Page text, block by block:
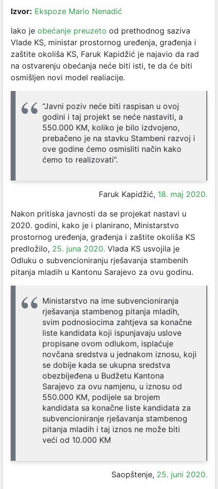
Izvor: Ekspoze Mario Nenadić
Iako je obećanje preuzeto od prethodnog saziva
Vlade KS, ministar prostornog uređenja, građenja i
zaštite okoliša KS, Faruk Kapidžić je najavio da rad
na ostvarenju obećanja neće biti isti, te da će biti
osmišljen novi model realiacije.
“Javni poziv neće biti raspisan u ovoj
godini i taj projekt se neće nastaviti, a
550.000 KM, koliko je bilo izdvojeno,
prebačeno je na stavku Stambeni razvoj i
ove godine ćemo osmisliti način kako
ćemo to realizovati”.
Faruk Kapidžić, 18. maj 2020.
Nakon pritiska javnosti da se projekat nastavi u
2020. godini, kako je i planirano, Ministarstvo
prostornog uređenja, građenja i zaštite okoliša KS
predložilo, 25. juna 2020. Vlada KS usvojila je
Odluku o subvencioniranju rješavanja stambenih
pitanja mladih u Kantonu Sarajevo za ovu godinu.
Ministarstvo na ime subvencioniranja
rješavanja stambenog pitanja mladih,
svim podnosiocima zahtjeva sa konačne
liste kandidata koji ispunjavaju uslove
propisane ovom odlukom, isplaćuje
novčana sredstva u jednakom iznosu, koji
se dobije kada se ukupna sredstva
obezbijeđena u Budžetu Kantona
Sarajevo za ovu namjenu, u iznosu od
550.000 KM, podijele sa brojem
kandidata sa konačne liste kandidata za
subvencioniranje rješavanja stambenog
pitanja mladih i taj iznos ne može biti
veći od 10.000 KM
Saopštenje, 25. juni 2020.